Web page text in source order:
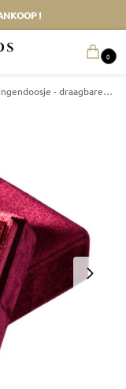
!
0
vintage-geïnspireerde sieraden displaydoos